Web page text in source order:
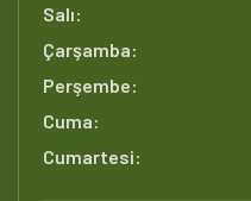
Salı:
Çarşamba:
Perşembe:
Cuma:
Cumartesi: